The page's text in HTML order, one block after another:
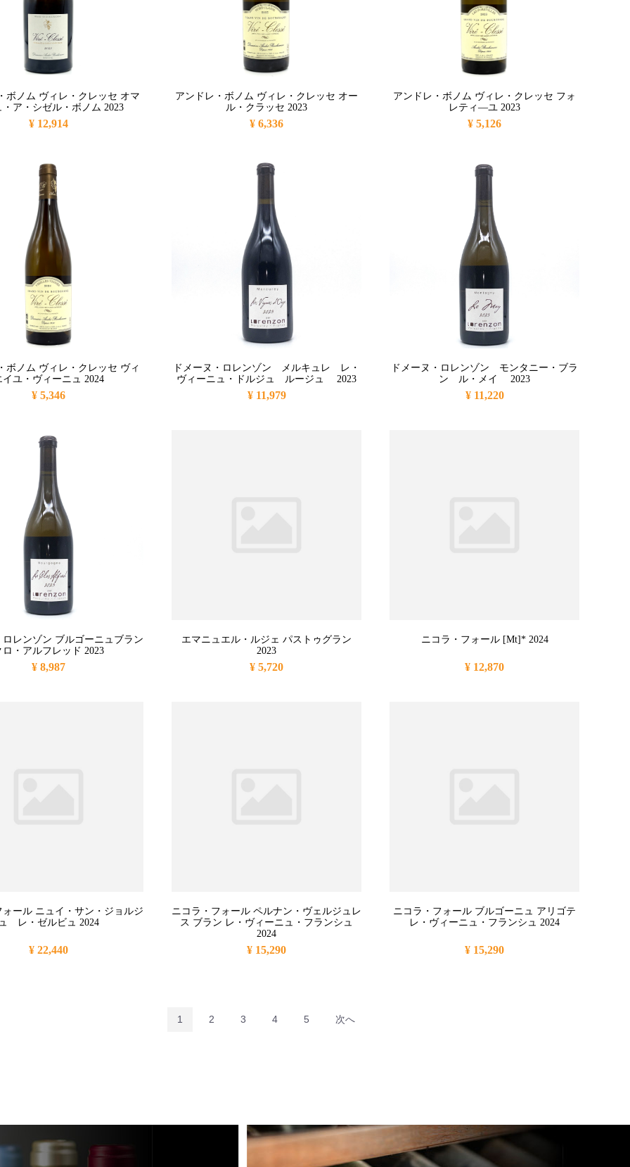
ボノム ヴィレ・クレッセ オマ
・ア・シゼル・ボノム 2023
¥ 12,914
アンドレ・ボノム ヴィレ・クレッセ オー
ル・クラッセ 2023
¥ 6,336
アンドレ・ボノム ヴィレ・クレッセ フォ
レティ―ユ 2023
¥ 5,126
ボノム ヴィレ・クレッセ ヴィ
イユ・ヴィーニュ 2024
¥ 5,346
ドメーヌ・ロレンゾン メルキュレ レ・
ヴィーニュ・ドルジュ ルージュ 2023
¥ 11,979
ドメーヌ・ロレンゾン モンタニー・ブラ
ン ル・メイ 2023
¥ 11,220
ロレンゾン ブルゴーニュブラン
ロ・アルフレッド 2023
¥ 8,987
エマニュエル・ルジェ パストゥグラン
2023
¥ 5,720
ニコラ・フォール [Mt]* 2024
¥ 12,870
ォール ニュイ・サン・ジョルジ
レ・ゼルビュ 2024
¥ 22,440
ニコラ・フォール ペルナン・ヴェルジュレ
ス ブラン レ・ヴィーニュ・フランシュ
2024
¥ 15,290
ニコラ・フォール ブルゴーニュ アリゴテ
レ・ヴィーニュ・フランシュ 2024
¥ 15,290
1 2 3 4 5 次へ